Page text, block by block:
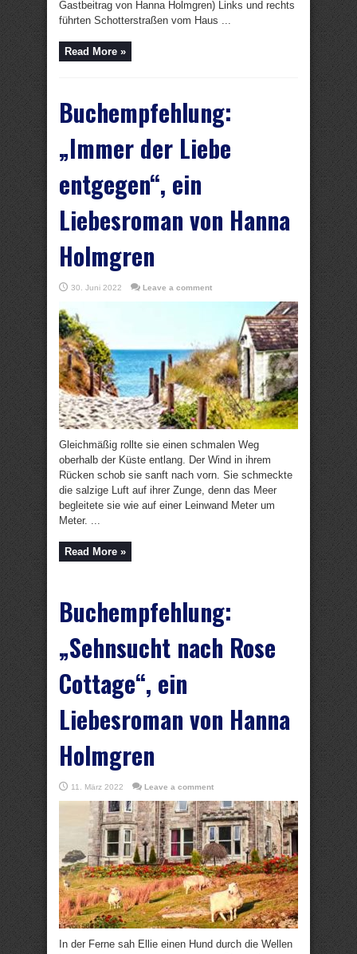
Gastbeitrag von Hanna Holmgren) Links und rechts
führten Schotterstraßen vom Haus ...
Read More »
Buchempfehlung:
„Immer der Liebe
entgegen“, ein
Liebesroman von Hanna
Holmgren
30. Juni 2022 Leave a comment
Gleichmäßig rollte sie einen schmalen Weg
oberhalb der Küste entlang. Der Wind in ihrem
Rücken schob sie sanft nach vorn. Sie schmeckte
die salzige Luft auf ihrer Zunge, denn das Meer
begleitete sie wie auf einer Leinwand Meter um
Meter. ...
Read More »
Buchempfehlung:
„Sehnsucht nach Rose
Cottage“, ein
Liebesroman von Hanna
Holmgren
11. März 2022 Leave a comment
In der Ferne sah Ellie einen Hund durch die Wellen